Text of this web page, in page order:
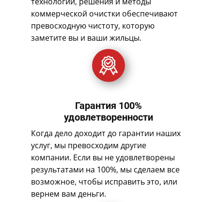
коммерческой очистки обеспечивают
превосходную чистоту, которую
заметите вы и ваши жильцы.
Гарантия 100%
удовлетворенности
Когда дело доходит до гарантии наших
услуг, мы превосходим другие
компании. Если вы не удовлетворены
результатами на 100%, мы сделаем все
возможное, чтобы исправить это, или
вернем вам деньги.